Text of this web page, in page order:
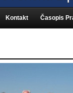
Kontakt Časopis